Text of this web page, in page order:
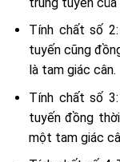
Tính chất số
tuyến cũng
là tam giác cân.
Tính chất số
tuyến đồng
một tam giác